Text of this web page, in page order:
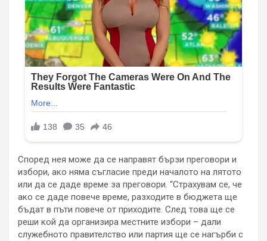
Според нея може да се направят бързи преговори и
избори, ако няма съгласие преди началото на лятото
или да се даде време за преговори. “Страхувам се, че
ако се даде повече време, разходите в бюджета ще
бъдат в пъти повече от приходите. След това ще се
реши кой да организира местните избори – дали
служебното правителство или партия ще се нагърби с